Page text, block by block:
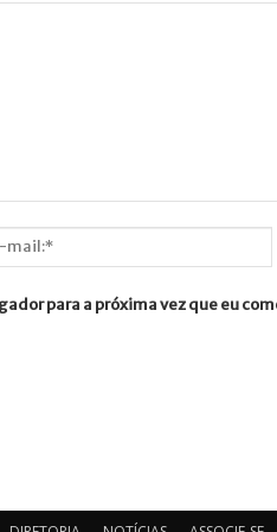
para a próxima vez que eu